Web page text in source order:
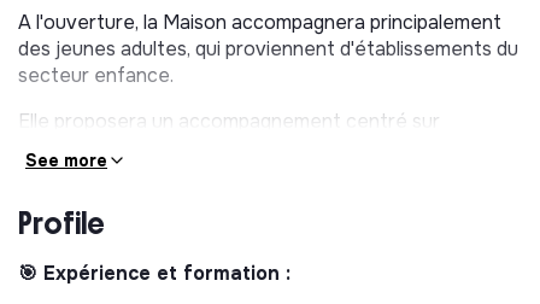
A l'ouverture, la Maison accompagnera principalement
des jeunes adultes, qui proviennent d'établissements du
secteur enfance.
Elle proposera un accompagnement centré sur
l'expression de leurs choix tout au long de leur vie en
promouvant l'autodétermination et en leur donnant
augmentés (CAA).
Des locaux neufs et lumineux, ouverts sur l'extérieur et
See more
Profile
🎯 Expérience et formation :